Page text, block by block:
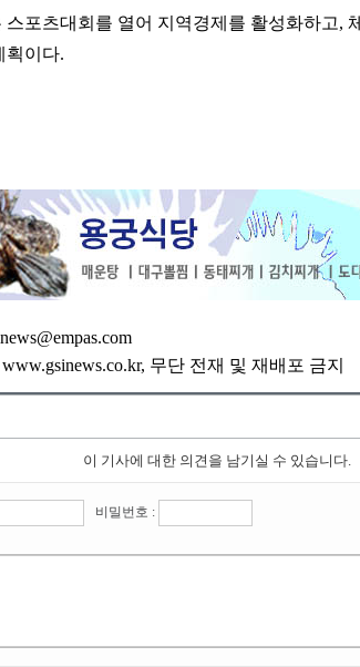
스포츠대회를 열어 지역경제를 활성화하고,
획이다.
무단 전재 및 재배포 금지
이 기사에 대한 의견을 남기실 수 있습니다.
비밀번호 :